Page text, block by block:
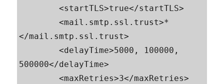
        <startTLS>true</startTLS>
        <mail.smtp.ssl.trust>*
</mail.smtp.ssl.trust>
        <delayTime>5000, 100000,
500000</delayTime>
        <maxRetries>3</maxRetries>